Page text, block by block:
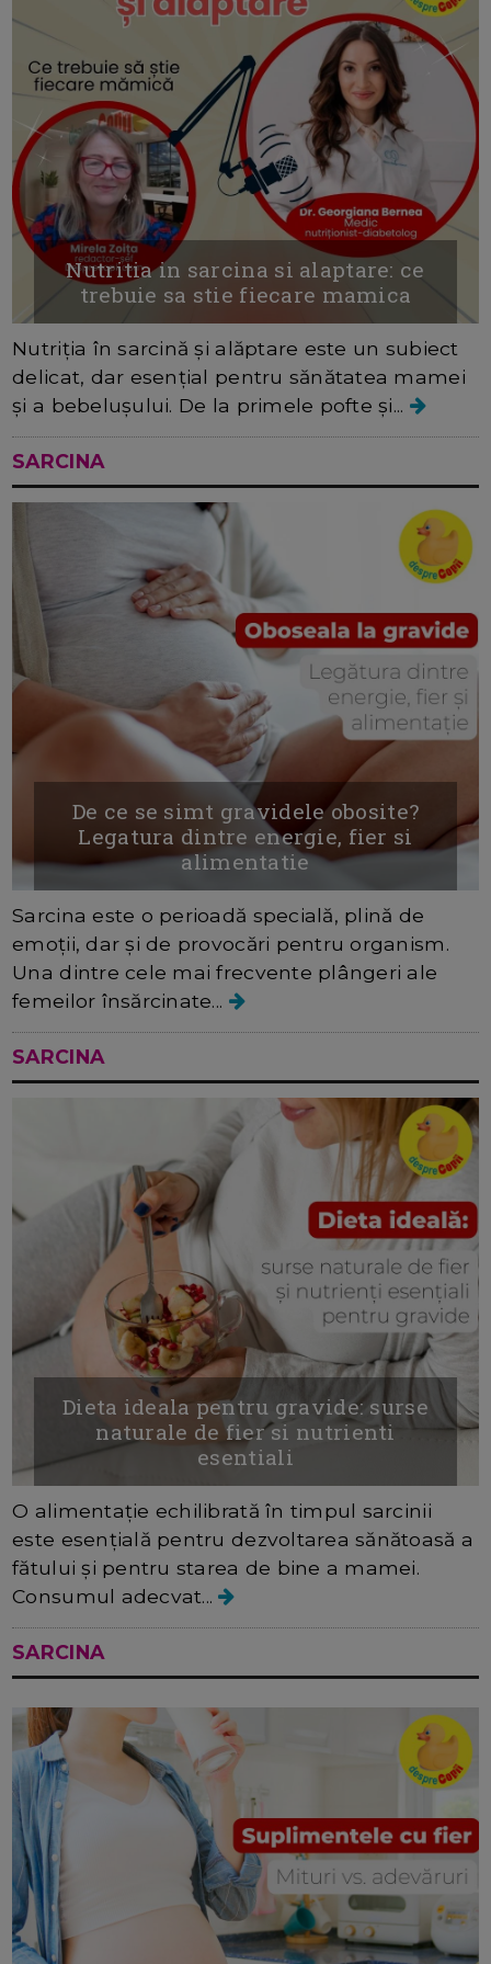
Nutritia in sarcina si alaptare: ce
trebuie sa stie fiecare mamica
Nutriția în sarcină și alăptare este un subiect
delicat, dar esențial pentru sănătatea mamei
și a bebelușului. De la primele pofte și...
SARCINA
De ce se simt gravidele obosite?
Legatura dintre energie, fier si
alimentatie
Sarcina este o perioadă specială, plină de
emoții, dar și de provocări pentru organism.
Una dintre cele mai frecvente plângeri ale
femeilor însărcinate...
SARCINA
Dieta ideala pentru gravide: surse
naturale de fier si nutrienti
esentiali
O alimentație echilibrată în timpul sarcinii
este esențială pentru dezvoltarea sănătoasă a
fătului și pentru starea de bine a mamei.
Consumul adecvat...
SARCINA